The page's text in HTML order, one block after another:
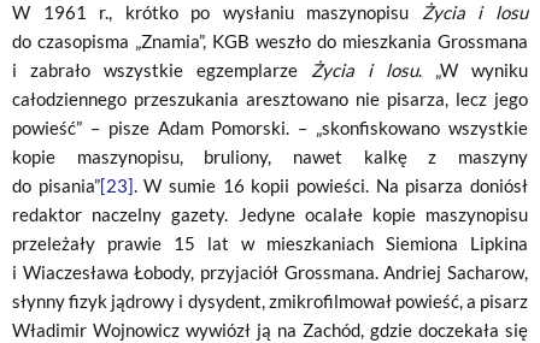
W 1961 r., krótko po wysłaniu maszynopisu Życia i losu
do czasopisma „Znamia”, KGB weszło do mieszkania Grossmana
i zabrało wszystkie egzemplarze Życia i losu. „W wyniku
całodziennego przeszukania aresztowano nie pisarza, lecz jego
powieść” – pisze Adam Pomorski. – „skonfiskowano wszystkie
kopie maszynopisu, bruliony, nawet kalkę z maszyny
do pisania”[23]. W sumie 16 kopii powieści. Na pisarza doniósł
redaktor naczelny gazety. Jedyne ocalałe kopie maszynopisu
przeleżały prawie 15 lat w mieszkaniach Siemiona Lipkina
i Wiaczesława Łobody, przyjaciół Grossmana. Andriej Sacharow,
słynny fizyk jądrowy i dysydent, zmikrofilmował powieść, a pisarz
Władimir Wojnowicz wywiózł ją na Zachód, gdzie doczekała się